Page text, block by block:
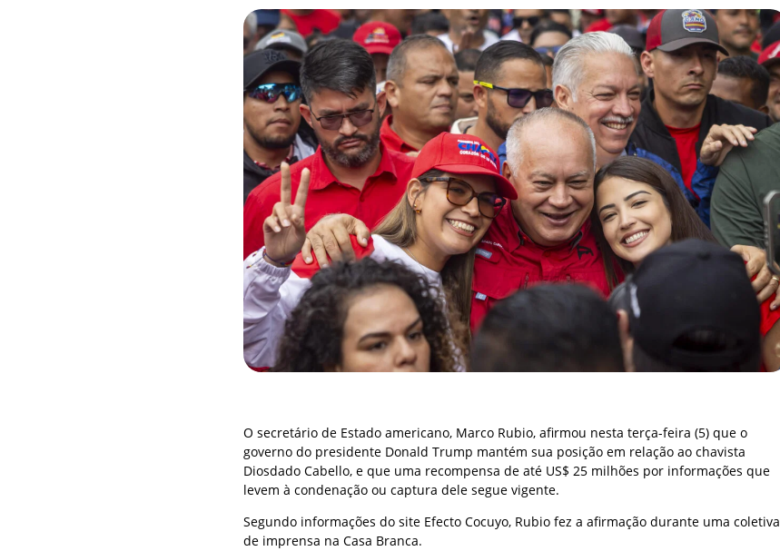
O secretário de Estado americano, Marco Rubio, afirmou nesta terça-feira (5) que o
governo do presidente Donald Trump mantém sua posição em relação ao chavista
Diosdado Cabello, e que uma recompensa de até US$ 25 milhões por informações que
levem à condenação ou captura dele segue vigente.
Segundo informações do site Efecto Cocuyo, Rubio fez a afirmação durante uma coletiva
de imprensa na Casa Branca.